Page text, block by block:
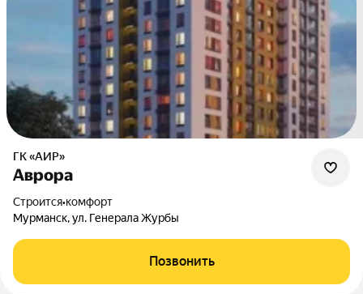
ГК «АИР»
Аврора
Строится•комфорт
Мурманск, ул. Генерала Журбы
Позвонить